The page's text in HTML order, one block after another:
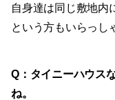
自身達は同じ敷地内
という方もいらっし
Q：タイニーハウス
ね。